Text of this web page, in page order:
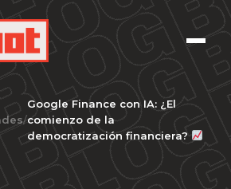
/
Google Finance con IA: ¿El
comienzo de la
democratización financiera?